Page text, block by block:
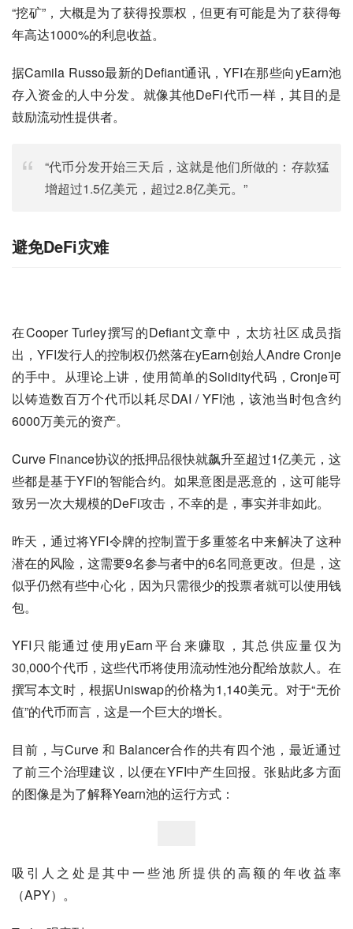
“挖矿”，大概是为了获得投票权，但更有可能是为了获得每
年高达1000%的利息收益。
据Camila Russo最新的Defiant通讯，YFI在那些向yEarn池
存入资金的人中分发。就像其他DeFi代币一样，其目的是
鼓励流动性提供者。
“代币分发开始三天后，这就是他们所做的：存款猛
增超过1.5亿美元，超过2.8亿美元。”
避免DeFi灾难
在Cooper Turley撰写的Defiant文章中，太坊社区成员指
出，YFI发行人的控制权仍然落在yEarn创始人Andre Cronje
的手中。从理论上讲，使用简单的Solidity代码，Cronje可
以铸造数百万个代币以耗尽DAI / YFI池，该池当时包含约
6000万美元的资产。
Curve Finance协议的抵押品很快就飙升至超过1亿美元，这
些都是基于YFI的智能合约。如果意图是恶意的，这可能导
致另一次大规模的DeFi攻击，不幸的是，事实并非如此。
昨天，通过将YFI令牌的控制置于多重签名中来解决了这种
潜在的风险，这需要9名参与者中的6名同意更改。但是，这
似乎仍然有些中心化，因为只需很少的投票者就可以使用钱
包。
YFI只能通过使用yEarn平台来赚取，其总供应量仅为
30,000个代币，这些代币将使用流动性池分配给放款人。在
撰写本文时，根据Uniswap的价格为1,140美元。对于“无价
值”的代币而言，这是一个巨大的增长。
目前，与Curve 和 Balancer合作的共有四个池，最近通过
了前三个治理建议，以便在YFI中产生回报。张贴此多方面
的图像是为了解释Yearn池的运行方式：
吸引人之处是其中一些池所提供的高额的年收益率
（APY）。